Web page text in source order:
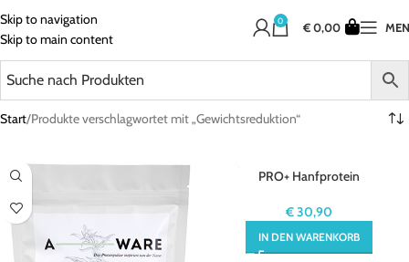
Skip to navigation
Skip to main content
0 €0,00
Start Produkte verschlagwortet mit „Gewichtsreduktion“
PRO+ Hanfprotein
€30,90
IN DEN WARENKORB